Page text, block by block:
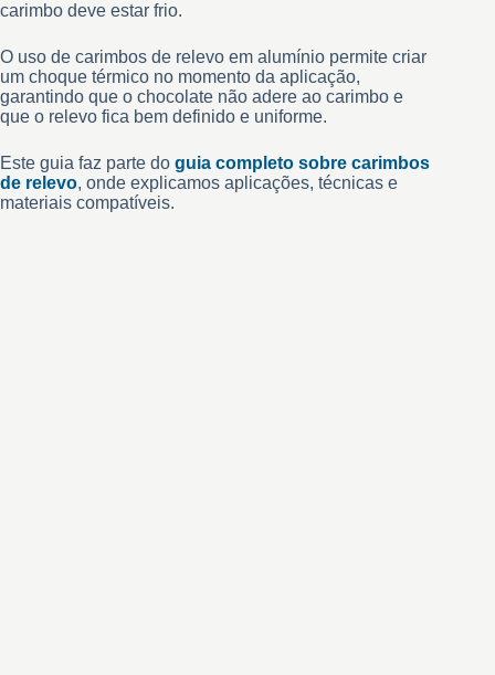
carimbo deve estar frio.
O uso de carimbos de relevo em alumínio permite criar
um choque térmico no momento da aplicação,
garantindo que o chocolate não adere ao carimbo e
que o relevo fica bem definido e uniforme.
Este guia faz parte do guia completo sobre carimbos
de relevo, onde explicamos aplicações, técnicas e
materiais compatíveis.